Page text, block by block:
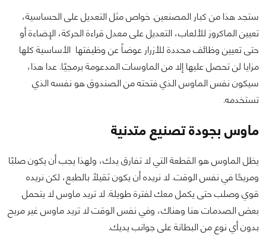
ستجد هذا من كبار المصنعين. خواص مثل التعديل على الحساسية،
تعيين الماكروز للألعاب، التعديل على معدل قراءة الحركة، الإضاءة أو
حتى تعيين وظائف محددة للأزرار عوضاً عن وظيفتها الأساسية كلها
مزايا لن تحصل عليها إلا من الماوسات المدعومة برمجيًا. عدا هذا،
سيكون نفس الماوس الذي فتحته من الصندوق هو نفسه الذي
تستخدمه.
ماوس بجودة تصنيع متدنية
يظل الماوس هو القطعة التي لا تفارق يدك، ولهذا يجب أن يكون صلبًا
ومريحًا في نفس الوقت. لا نريده أن يكون ثقيلًا بالطبع، لكن نريده
قوي وصلب حتى يكمل معك لفترة طويلة. لا تريد ماوس لا يتحمل
بعض الصدمات هنا وهناك، وفي نفس الوقت لا تريد ماوس غير مريح
بدون أي نوع من البطانة على جوانب يديك.